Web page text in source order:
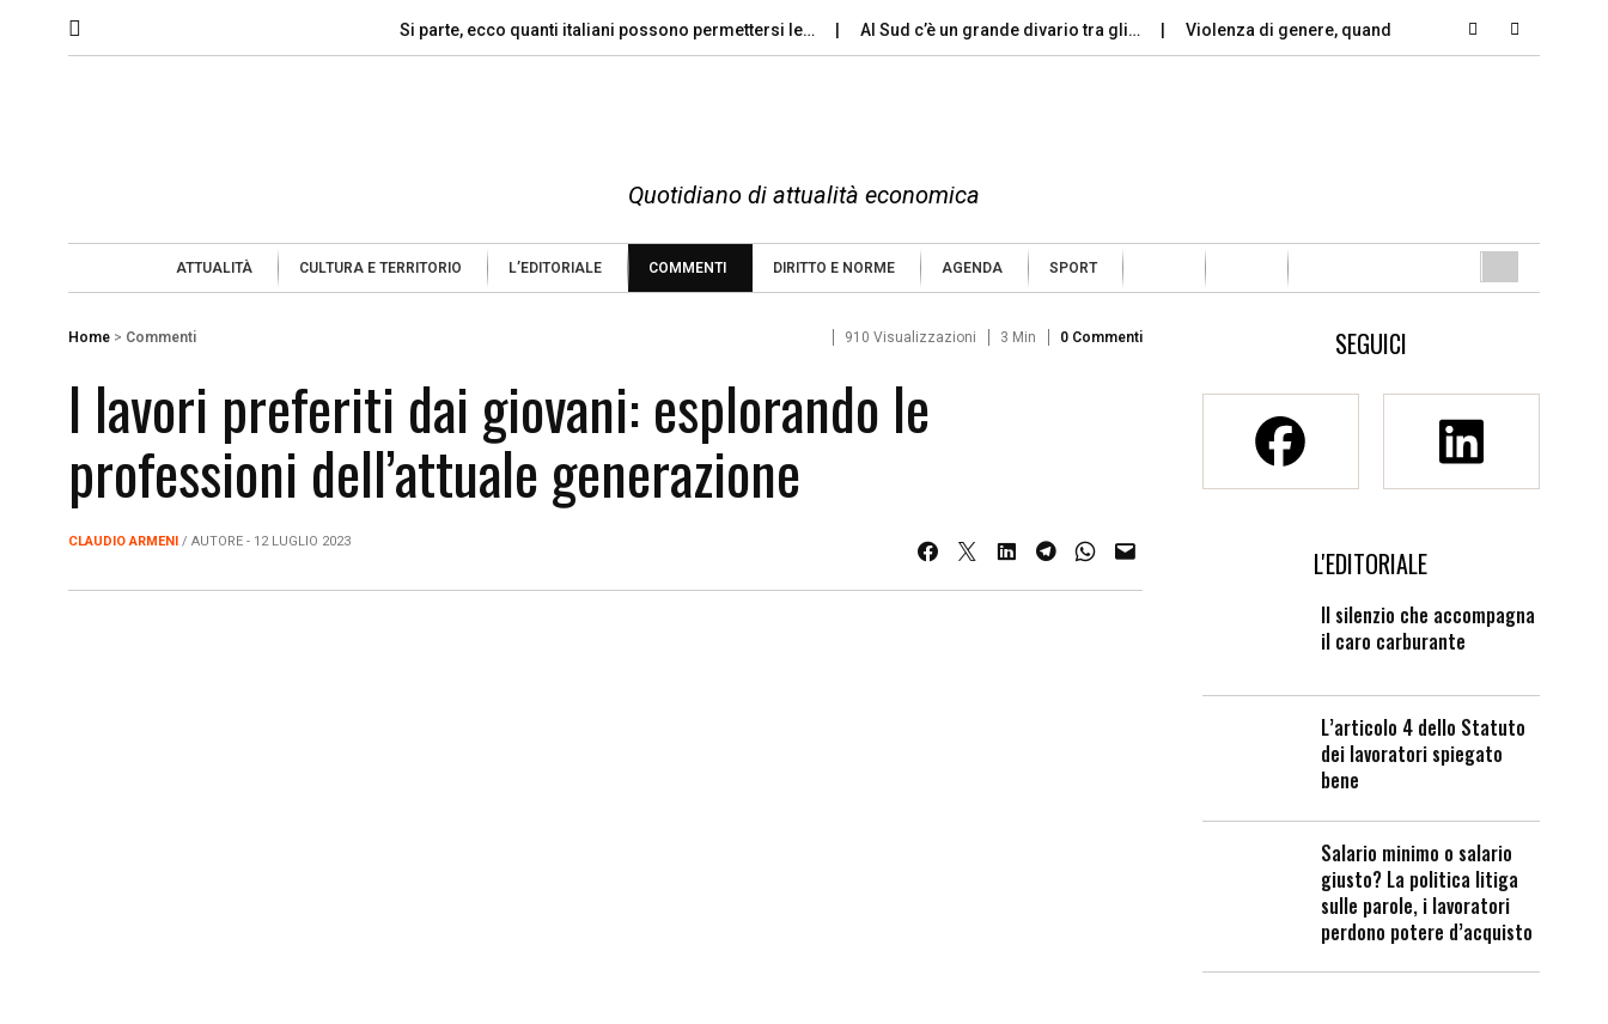
Si parte, ecco quanti italiani possono permettersi le… Al Sud c’è un grande divario tra gli… Violenza di genere, quando le dimissioni sono un…
Quotidiano di attualità economica
ATTUALITÀ CULTURA E TERRITORIO L’EDITORIALE COMMENTI DIRITTO E NORME AGENDA SPORT
Home > Commenti 910 Visualizzazioni 3 Min 0 Commenti
I lavori preferiti dai giovani: esplorando le
professioni dell’attuale generazione
CLAUDIO ARMENI / AUTORE - 12 LUGLIO 2023
SEGUICI
L'EDITORIALE
Il silenzio che accompagna
il caro carburante
L’articolo 4 dello Statuto
dei lavoratori spiegato
bene
Salario minimo o salario
giusto? La politica litiga
sulle parole, i lavoratori
perdono potere d’acquisto